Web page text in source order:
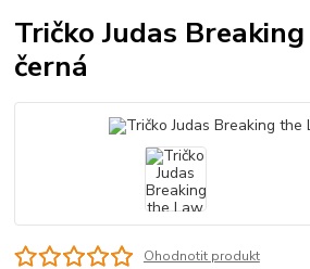
Tričko Judas
černá
Ohodnotit produkt